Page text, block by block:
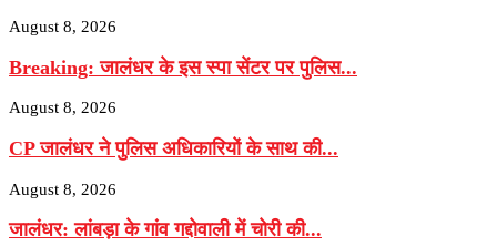
August 8, 2026
Breaking: जालंधर के इस स्पा सेंटर पर पुलिस...
August 8, 2026
CP जालंधर ने पुलिस अधिकारियों के साथ की...
August 8, 2026
जालंधर: लांबड़ा के गांव गद्दोवाली में चोरी की...